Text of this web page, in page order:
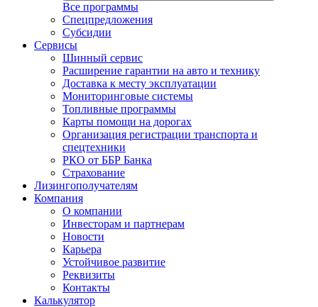
Все программы
Спецпредложения
Субсидии
Сервисы
Шинный сервис
Расширение гарантии на авто и технику
Доставка к месту эксплуатации
Мониторинговые системы
Топливные программы
Карты помощи на дорогах
Организация регистрации транспорта и
спецтехники
РКО от ББР Банка
Страхование
Лизингополучателям
Компания
О компании
Инвесторам и партнерам
Новости
Карьера
Устойчивое развитие
Реквизиты
Контакты
Калькулятор